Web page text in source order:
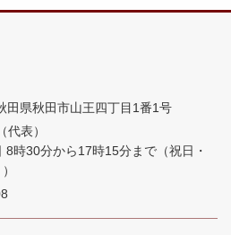
県秋田市山王四丁目1番1号
表）
8時30分から17時15分まで （祝日・